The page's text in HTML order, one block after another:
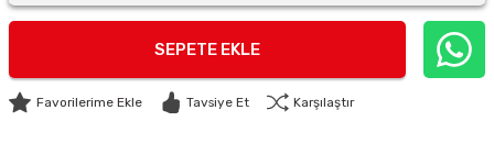
SEPETE EKLE
Tavsiye Et Karşılaştır